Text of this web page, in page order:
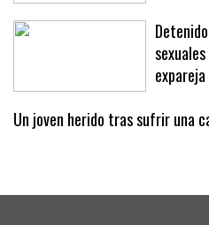
Un joven herido tras sufrir una